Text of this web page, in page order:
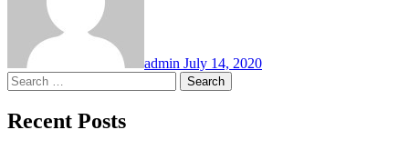
admin July 14, 2020
Search
for:
Recent Posts